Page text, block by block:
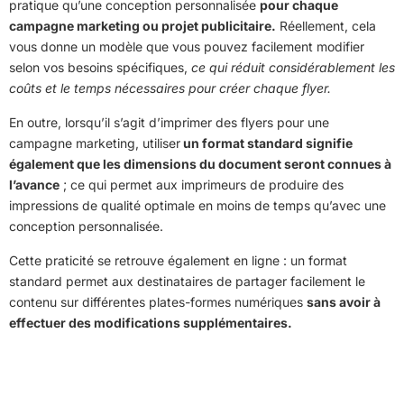
pratique qu’une conception personnalisée pour chaque
campagne marketing ou projet publicitaire. Réellement, cela
vous donne un modèle que vous pouvez facilement modifier
selon vos besoins spécifiques, ce qui réduit considérablement les
coûts et le temps nécessaires pour créer chaque flyer.
En outre, lorsqu’il s’agit d’imprimer des flyers pour une
campagne marketing, utiliserun format standard signifie
également que les dimensions du document seront connues à
l’avance ; ce qui permet aux imprimeurs de produire des
impressions de qualité optimale en moins de temps qu’avec une
conception personnalisée.
Cette praticité se retrouve également en ligne : un format
standard permet aux destinataires de partager facilement le
contenu sur différentes plates-formes numériques sans avoir à
effectuer des modifications supplémentaires.